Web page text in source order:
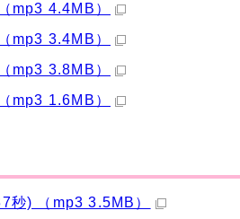
mp3 4.4MB）
mp3 3.4MB）
mp3 3.8MB）
mp3 1.6MB）
秒) （mp3 3.5MB）